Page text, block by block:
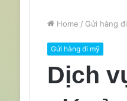
Home / Gửi hàng
Gửi hàng đi mỹ
Dịch